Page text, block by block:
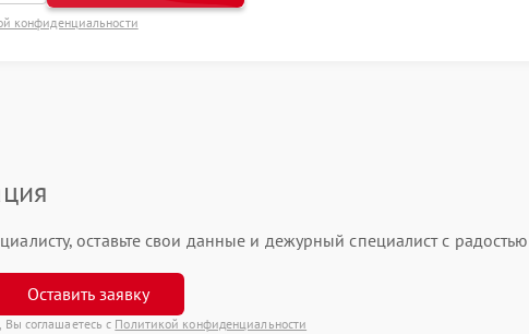
конфиденциальности
оставьте свои данные и дежурный специалист с
Оставить заявку
соглашаетесь с Политикой конфиденциальности